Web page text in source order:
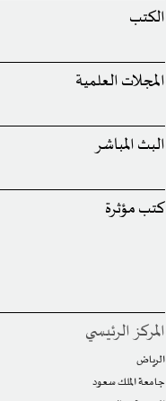
الكتب
المجلات العلمية
البث المباشر
كتب مؤثرة
المركز الرئيسي
الرياض
جامعة الملك سعود